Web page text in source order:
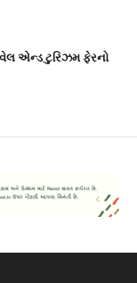
એન્ડ ટુરિઝમ ફેરનો